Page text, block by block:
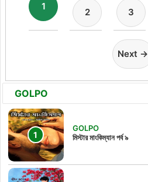
1
2 3
Next →
GOLPO
GOLPO
মিস্টার মাংকিম্যান পর্ব ৯